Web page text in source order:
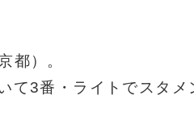
都）。
て3番・ライトでスタメ